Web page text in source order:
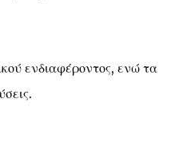
ενδιαφέροντος, ενώ τα